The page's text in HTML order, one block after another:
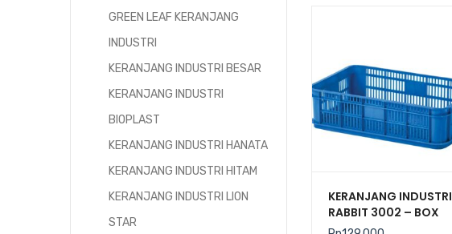
KERANJANG INDUSTRI
RABBIT 3002 – BOX
PLASTIK CONTAINER
GREEN LEAF KERANJANG
INDUSTRI
KERANJANG INDUSTRI BESAR
KERANJANG INDUSTRI
BIOPLAST
KERANJANG INDUSTRI HANATA
KERANJANG INDUSTRI HITAM
KERANJANG INDUSTRI LION
STAR